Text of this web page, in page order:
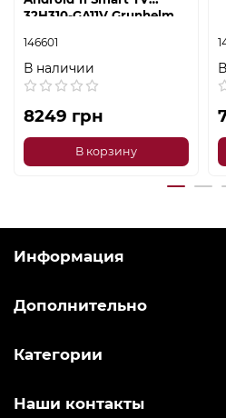
32Н310-GA11V Grunhelm
146601
В наличии
8249 грн
В корзину
Информация
Дополнительно
Категории
Наши контакты